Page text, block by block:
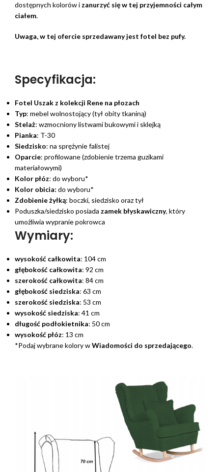
dostępnych kolorów i zanurzyć się w tej przyjemności całym
ciałem.
Uwaga, w tej ofercie sprzedawany jest fotel bez pufy.
Specyfikacja:
Fotel Uszak z kolekcji Rene na płozach
Typ: mebel wolnostojący (tył obity tkaniną)
Stelaż: wzmocniony listwami bukowymi i sklejką
Pianka: T-30
Siedzisko: na sprężynie falistej
Oparcie: profilowane (zdobienie trzema guzikami
materiałowymi)
Kolor płóz: do wyboru*
Kolor obicia: do wyboru*
Zdobienie żyłką: boczki, siedzisko oraz tył
Poduszka/siedzisko posiada zamek błyskawiczny, który
umożliwia wypranie pokrowca
Wymiary:
wysokość całkowita: 104 cm
głębokość całkowita: 92 cm
szerokość całkowita: 84 cm
głębokość siedziska: 63 cm
szerokość siedziska: 53 cm
wysokość siedziska: 41 cm
długość podłokietnika: 50 cm
wysokość płóz: 13 cm
*Podaj wybrane kolory wWiadomości do sprzedającego.